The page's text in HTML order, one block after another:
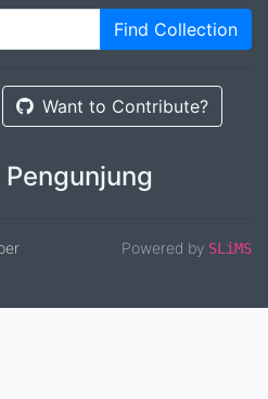
Find Collection
Want to Contribute?
Powered by SLiMS